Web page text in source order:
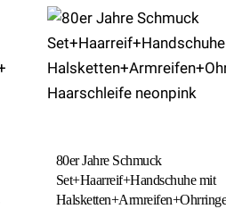
80er Jahre Schmuck
Set+Haarreif+Handschuhe mit